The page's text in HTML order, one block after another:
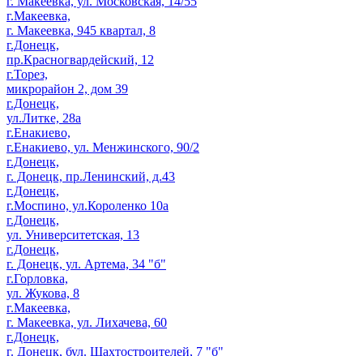
г.Макеевка,
г. Макеевка, 945 квартал, 8
г.Донецк,
пр.Красногвардейский, 12
г.Торез,
микрорайон 2, дом 39
г.Донецк,
ул.Литке, 28а
г.Енакиево,
г.Енакиево, ул. Менжинского, 90/2
г.Донецк,
г. Донецк, пр.Ленинский, д.43
г.Донецк,
г.Моспино, ул.Короленко 10а
г.Донецк,
ул. Университетская, 13
г.Донецк,
г. Донецк, ул. Артема, 34 "б"
г.Горловка,
ул. Жукова, 8
г.Макеевка,
г. Макеевка, ул. Лихачева, 60
г.Донецк,
г. Донецк, бул. Шахтостроителей, 7 "б"